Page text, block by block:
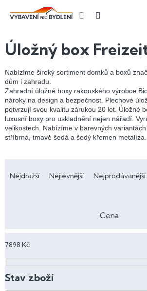
Úložný box
Nabízíme široký sortiment domků a boxů
dům i zahradu.
Zahradní úložné boxy rakouského výrobce
nároky na design a bezpečnost. Plechové
potvrzují svou kvalitu zárukou 20 let. Úložné
luxusní boxy pro uskladnění nejen nářadí.
velikostech. Nabízíme v barevných variantách
stříbrná, tmavě šedá a šedý křemen metalíza.
a
í
r
o
d
u
Nejdražší Nejlevnější Nejprodávanější
Cena
7898 Kč